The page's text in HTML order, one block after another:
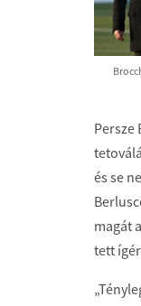
Persze
és se
magát
tett